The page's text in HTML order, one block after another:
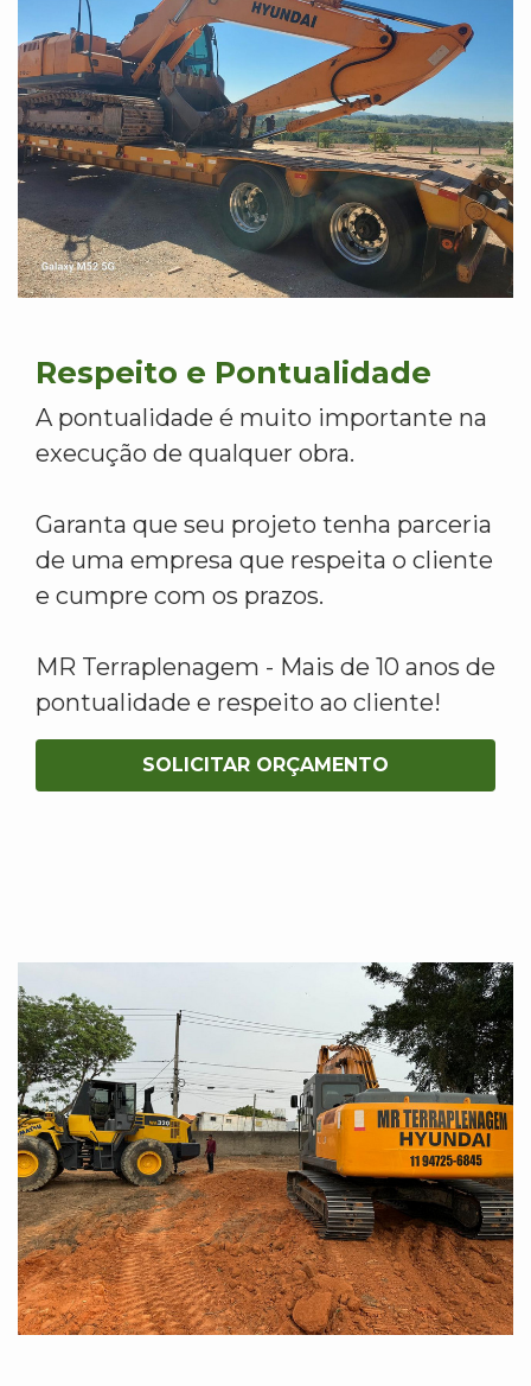
Respeito e Pontualidade
A pontualidade é muito importante na
execução de qualquer obra.
Garanta que seu projeto tenha parceria
de uma empresa que respeita o cliente
e cumpre com os prazos.
MR Terraplenagem - Mais de 10 anos de
pontualidade e respeito ao cliente!
SOLICITAR ORÇAMENTO